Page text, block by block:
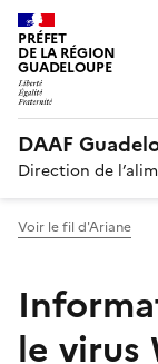
PRÉFET
DE LA RÉGION
GUADELOUPE
DAAF
Direction de
Voir le fil d'Ariane
le virus